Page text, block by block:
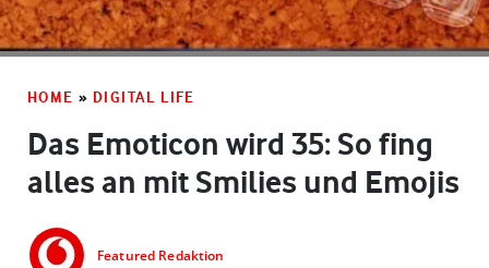
HOME » DIGITAL LIFE
Das Emoticon wird 35: So fing
alles an mit Smilies und Emojis
Featured Redaktion